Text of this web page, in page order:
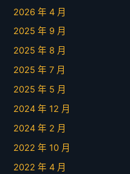
2026 年 4 月
2025 年 9 月
2025 年 8 月
2025 年 7 月
2025 年 5 月
2024 年 12 月
2024 年 2 月
2022 年 10 月
2022 年 4 月